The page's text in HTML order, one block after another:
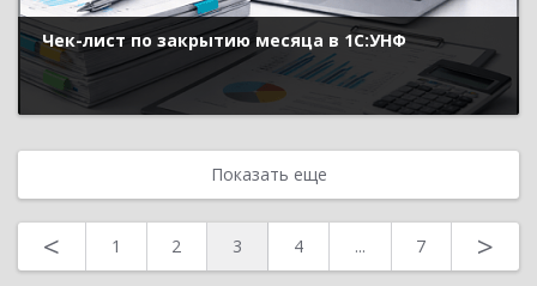
Чек-лист по закрытию месяца в 1С:УНФ
Показать еще
< 1 2 3 4 ... 7 >